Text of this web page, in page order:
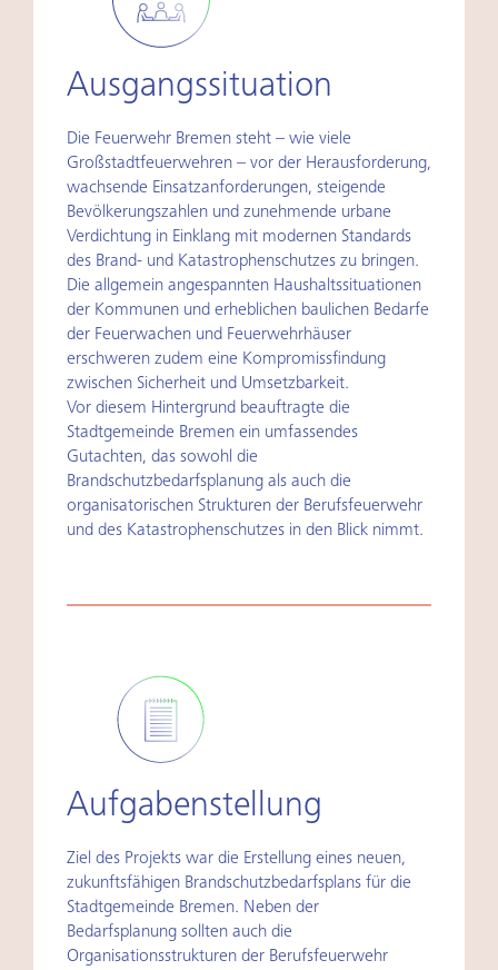
Ausgangssituation
Die Feuerwehr Bremen steht – wie viele
Großstadtfeuerwehren – vor der Herausforderung,
wachsende Einsatzanforderungen, steigende
Bevölkerungszahlen und zunehmende urbane
Verdichtung in Einklang mit modernen Standards
des Brand- und Katastrophenschutzes zu bringen.
Die allgemein angespannten Haushaltssituationen
der Kommunen und erheblichen baulichen Bedarfe
der Feuerwachen und Feuerwehrhäuser
erschweren zudem eine Kompromissfindung
zwischen Sicherheit und Umsetzbarkeit.
Vor diesem Hintergrund beauftragte die
Stadtgemeinde Bremen ein umfassendes
Gutachten, das sowohl die
Brandschutzbedarfsplanung als auch die
organisatorischen Strukturen der Berufsfeuerwehr
und des Katastrophenschutzes in den Blick nimmt.
Aufgabenstellung
Ziel des Projekts war die Erstellung eines neuen,
zukunftsfähigen Brandschutzbedarfsplans für die
Stadtgemeinde Bremen. Neben der
Bedarfsplanung sollten auch die
Organisationsstrukturen der Berufsfeuerwehr